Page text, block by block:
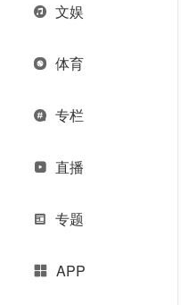
文娱
体育
专栏
直播
专题
APP